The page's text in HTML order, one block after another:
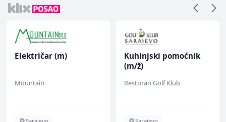
Električar (m)
Mountain
Kuhinjski pomoćnik
(m/ž)
Restoran Golf Klub